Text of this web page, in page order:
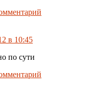
в 10:45
по сути